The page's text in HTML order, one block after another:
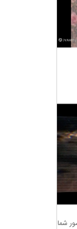
شما